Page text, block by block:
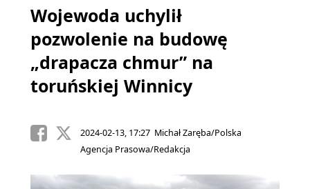
Wojewoda uchylił
pozwolenie na budowę
„drapacza chmur” na
toruńskiej Winnicy
2024-02-13, 17:27 Michał Zaręba/Polska
Agencja Prasowa/Redakcja